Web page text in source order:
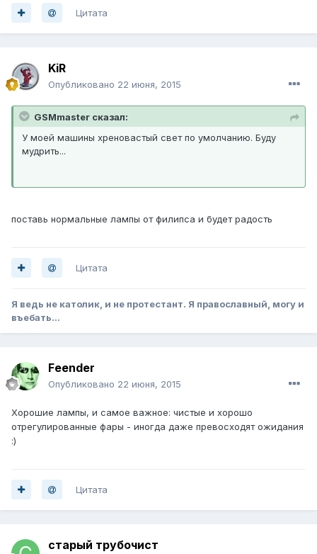
Цитата
KiR
Опубликовано 22 июня, 2015
GSMmaster сказал:
У моей машины хреновастый свет по умолчанию. Буду
мудрить...
поставь нормальные лампы от филипса и будет радость
Цитата
Я ведь не католик, и не протестант. Я православный, могу и
въебать...
Feender
Опубликовано 22 июня, 2015
Хорошие лампы, и самое важное: чистые и хорошо
отрегулированные фары - иногда даже превосходят ожидания
:)
Цитата
старый трубочист